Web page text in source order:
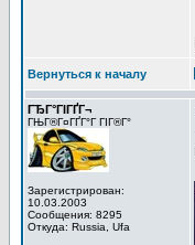
Вернуться к началу
ГЂГ°ГІГҐГ¬
ГЊГ®Г¤ГҐГ°Г ГІГ®Г°
Зарегистрирован:
10.03.2003
Сообщения: 8295
Откуда: Russia, Ufa